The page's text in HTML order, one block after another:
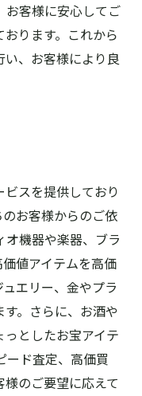
お客様に安心してご
ります。これから
、お客様により良
スを提供しており
お客様からのご依
オ機器や楽器、ブラ
値アイテムを高価
エリー、金やプラ
。さらに、お酒や
としたお宝アイテ
ード査定、高価買
のご要望に応えて